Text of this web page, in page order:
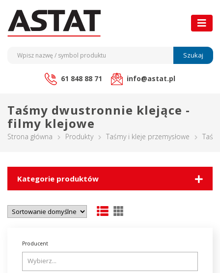
Szukaj
61 848 88 71 info@astat.pl
Taśmy dwustronnie klejące -
filmy klejowe
Strona główna Produkty Taśmy i kleje przemysłowe
Kategorie produktów
Producent